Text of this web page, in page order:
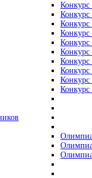
Конкурс
Конкурс
Конкурс
Конкурс
Конкурс
Конкурс
Конкурс
Конкурс
Конкурс
Конкурс